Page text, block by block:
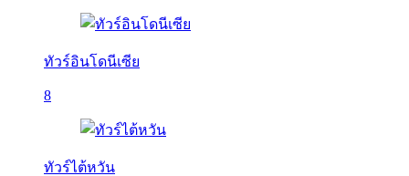
ทัวร์อินโดนีเซีย
8
ทัวร์ไต้หวัน